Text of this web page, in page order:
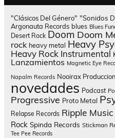
"Clásicos Del Género" "Sonidos
Argonauta Records blues Blues
Desert Rock Doom Doom
rock heavy metal Heavy
Heavy Rock Instrumental
Lanzamientos Magnetic Eye
Napalm Records Nooirax
novedades Podcast
Progressive Proto Metal
Relapse Records Ripple Music
Rock Spinda Records Stickman
Tee Pee Records